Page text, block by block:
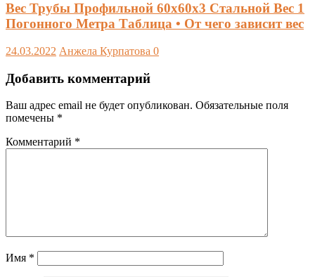
Вес Трубы Профильной 60х60х3 Стальной Вес 1
Погонного Метра Таблица • От чего зависит вес
24.03.2022 Анжела Курпатова 0
Добавить комментарий
Ваш адрес email не будет опубликован. Обязательные поля
помечены *
Комментарий *
Имя *